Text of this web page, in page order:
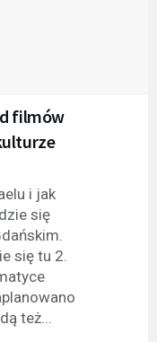
filmów
i jak
się
się tu 2.
też...